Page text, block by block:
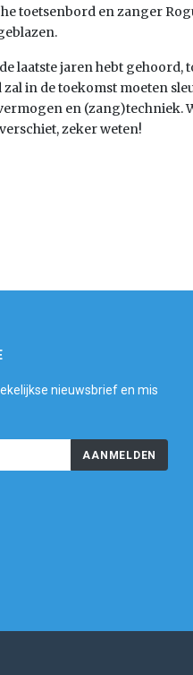
toetsenbord en zanger
laatste jaren hebt gehoord,
in de toekomst moeten
en (zang)techniek.
zeker weten!
nieuwsbrief en mis
AANMELDEN